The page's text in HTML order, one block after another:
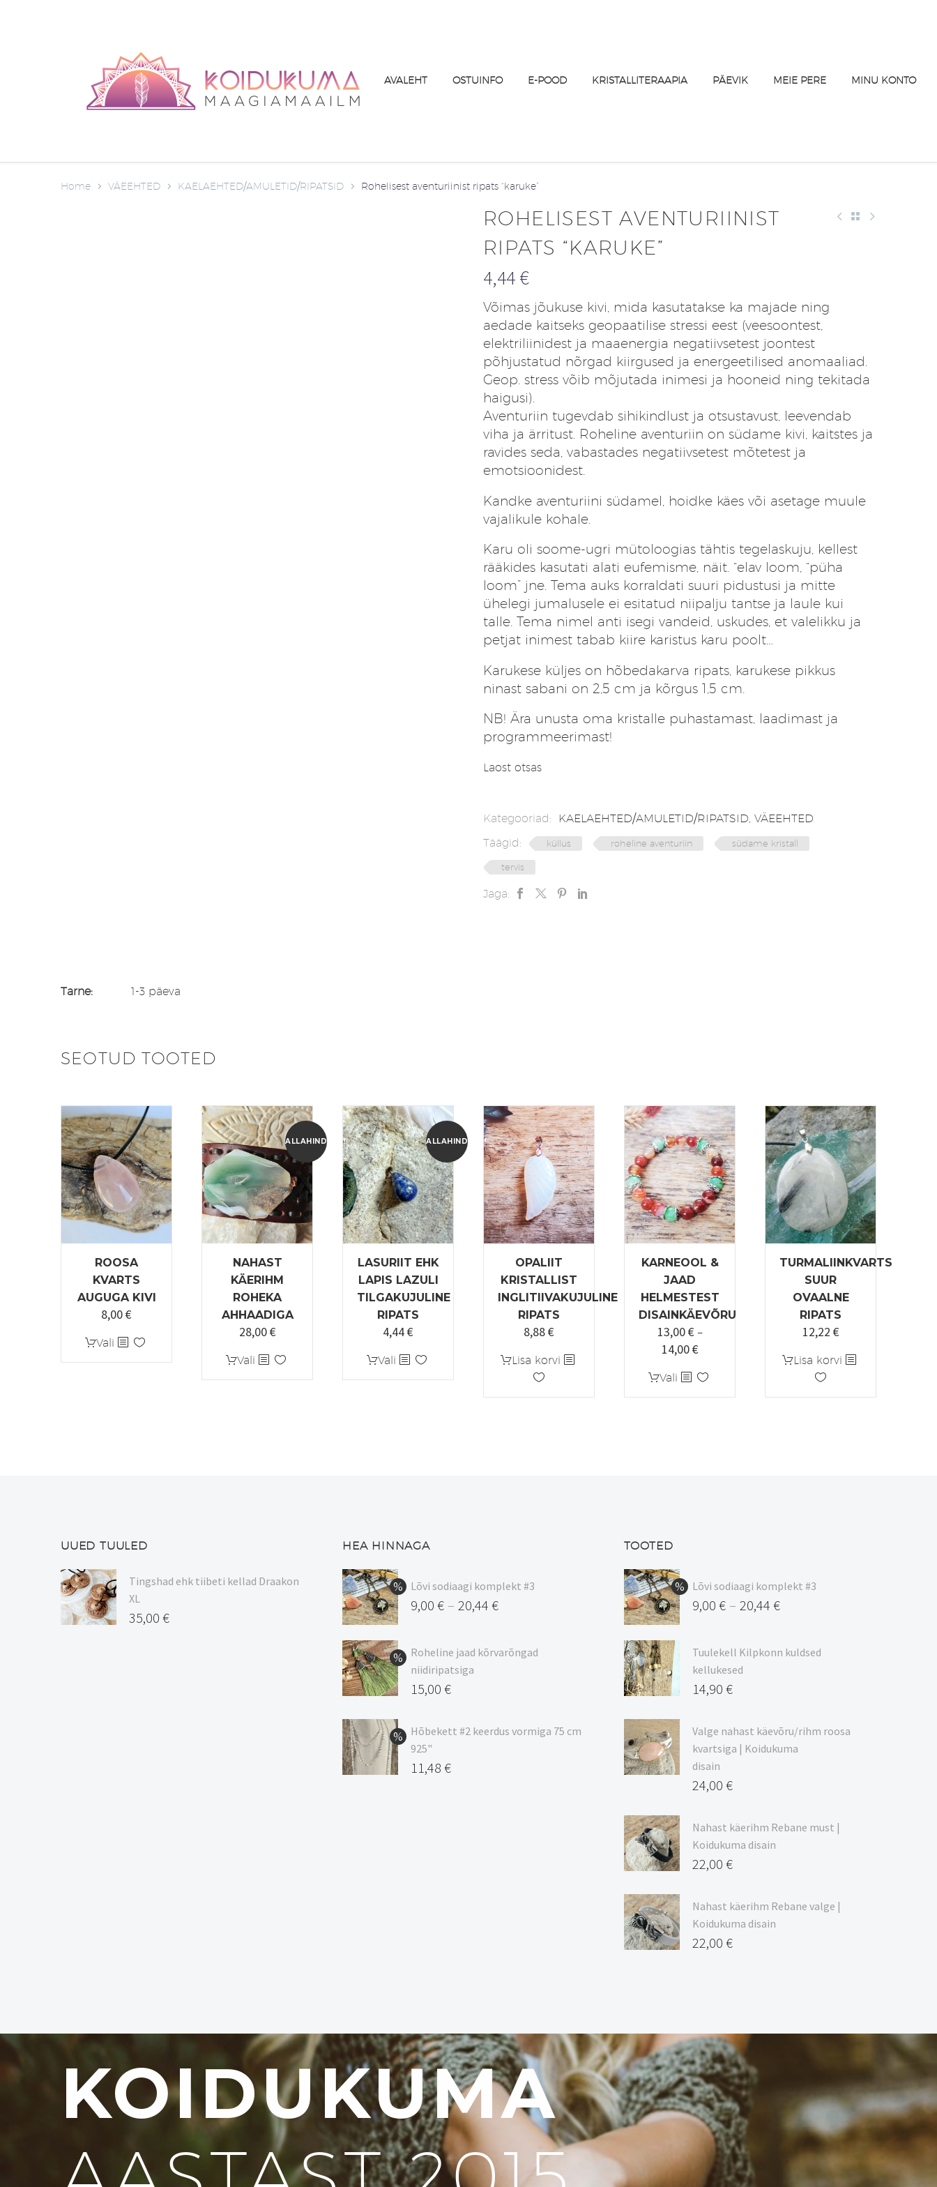
AVALEHT OSTUINFO E-POOD KRISTALLITERAAPIA PÄEVIK MEIE PERE MINU KONTO
Home VÄEEHTED KAELAEHTED/AMULETID/RIPATSID Rohelisest aventuriinist ripats “karuke”
ROHELISEST AVENTURIINIST
RIPATS “KARUKE”
4,44€
Võimas jõukuse kivi, mida kasutatakse ka majade ning
aedade kaitseks geopaatilise stressi eest (veesoontest,
elektriliinidest ja maaenergia negatiivsetest joontest
põhjustatud nõrgad kiirgused ja energeetilised anomaaliad.
Geop. stress võib mõjutada inimesi ja hooneid ning tekitada
haigusi).
Aventuriin tugevdab sihikindlust ja otsustavust, leevendab
viha ja ärritust. Roheline aventuriin on südame kivi, kaitstes ja
ravides seda, vabastades negatiivsetest mõtetest ja
emotsioonidest.
Kandke aventuriini südamel, hoidke käes või asetage muule
vajalikule kohale.
Karu oli soome-ugri mütoloogias tähtis tegelaskuju, kellest
rääkides kasutati alati eufemisme, näit. “elav loom, “püha
loom” jne. Tema auks korraldati suuri pidustusi ja mitte
ühelegi jumalusele ei esitatud niipalju tantse ja laule kui
talle. Tema nimel anti isegi vandeid, uskudes, et valelikku ja
petjat inimest tabab kiire karistus karu poolt…
Karukese küljes on hõbedakarva ripats, karukese pikkus
ninast sabani on 2,5 cm ja kõrgus 1,5 cm.
NB! Ära unusta oma kristalle puhastamast, laadimast ja
programmeerimast!
Laost otsas
Kategooriad: KAELAEHTED/AMULETID/RIPATSID VÄEEHTED
Täägid:
küllus roheline aventuriin südame kristall
tervis
Jaga:
Tarne: 1-3 päeva
SEOTUD TOOTED
ROOSA
KVARTS
AUGUGA KIVI
8,00€
Vali Sellel
tootel
ALLAHINDLUS!
NAHAST
KÄERIHM
ROHEKA
AHHAADIGA
Algne
oli:
35,00 €.
28,00€Praegune
on:
28,00 €.
Vali Sellel
tootel
ALLAHINDLUS!
LASURIIT EHK
LAPIS LAZULI
TILGAKUJULINE
RIPATS
Algne
oli:
5,55 €.
4,44€Praegune
on:
4,44 €.
Vali Sellel
tootel
OPALIIT
KRISTALLIST
INGLITIIVAKUJULINE
RIPATS
8,88€
Lisa korvi
KARNEOOL &
JAAD
HELMESTEST
DISAINKÄEVÕRU
13,00€ –
14,00€Hinnavahemik:
kuni
14,00 €
Vali Sellel
tootel
TURMALIINKVARTS
SUUR
OVAALNE
RIPATS
12,22 €
Lisa korvi
UUED TUULED
Tingshad ehk tiibeti kellad Draakon
XL
35,00 €
HEA HINNAGA
Lõvi sodiaagi komplekt #3
9,00 € – 20,44 €
9,00 €
kuni
20,44 €
Roheline jaad kõrvarõngad
niidiripatsiga
Algne
oli:
17,00 €.
15,00 €
hind
on:
15,00 €.
Hõbekett #2 keerdus vormiga 75 cm
925"
Algne
11,48 €
TOOTED
Lõvi sodiaagi komplekt #3
9,00 € – 20,44 €
9,00 €
kuni
20,44 €
Tuulekell Kilpkonn kuldsed
kellukesed
14,90 €
Valge nahast käevõru/rihm roosa
kvartsiga | Koidukuma
disain
24,00 €
Nahast käerihm Rebane must |
Koidukuma disain
22,00 €
Nahast käerihm Rebane valge |
Koidukuma disain
22,00 €
KOIDUKUMA